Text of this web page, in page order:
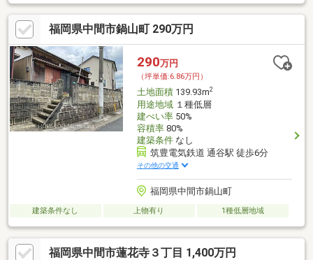
福岡県中間市鍋山町 290万円
290万円
（坪単価:6.86万円）
土地面積139.93m2
用途地域１種低層
建ぺい率50%
容積率80%
建築条件なし
筑豊電気鉄道 通谷駅 徒歩6分
その他の交通
福岡県中間市鍋山町
建築条件なし 上物有り 1種低層地域
福岡県中間市蓮花寺３丁目 1,400万円